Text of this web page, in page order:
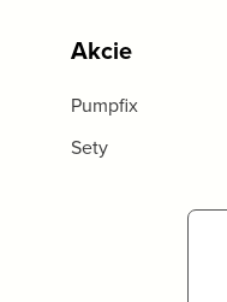
Akcie
Pumpfix
Sety